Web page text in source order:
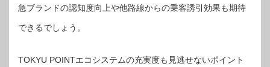
急ブランドの認知度向上や他路線からの乗客誘引効果も期待
できるでしょう。
TOKYU POINTエコシステムの充実度も見逃せないポイント